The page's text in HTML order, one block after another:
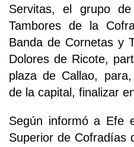
Servitas, el grupo
Tambores de la
Banda de Cornetas y
Dolores de Ricote,
plaza de Callao,
de la capital, finalizar
Según informó a Efe
Superior de Cofradías